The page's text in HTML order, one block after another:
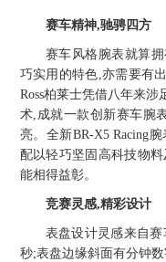
赛车精神,驰骋四方
赛车风格腕表就算
巧实用的特色,亦需要有
Ross柏莱士凭借八年来
术,成就一款创新赛车腕
亮。全新BR-X5 Racing
配以轻巧坚固高科技物
能相得益彰。
竞赛灵感,精彩设计
表盘设计灵感来自
秒;表盘边缘斜面有分钟